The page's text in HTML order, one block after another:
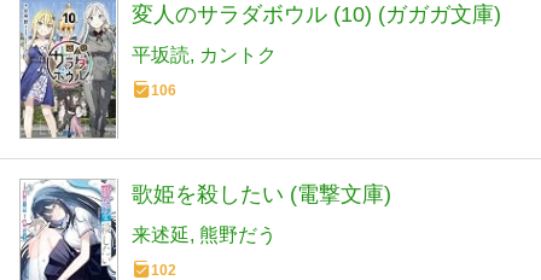
変人のサラダボウル (10) (ガガガ文庫)
平坂読 カントク
106
歌姫を殺したい (電撃文庫)
来述延 熊野だう
102